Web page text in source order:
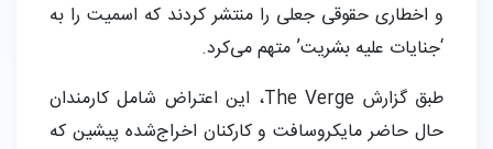
و اخطاری حقوقی جعلی را منتشر کردند که اسمیت را به
‘جنایات علیه بشریت’ متهم می‌کرد.
طبق گزارش The Verge، این اعتراض شامل کارمندان
حال حاضر مایکروسافت و کارکنان اخراج‌شده پیشین که